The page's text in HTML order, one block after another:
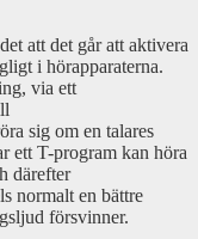
att det går att aktivera
i hörapparaterna.
via ett
sig om en talares
ett T-program kan höra
därefter
normalt en bättre
försvinner.